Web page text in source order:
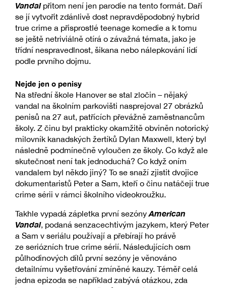
Vandalpřitom není jen parodie na tento formát. Daří
se jí vytvořit zdánlivě dost nepravděpodobný hybrid
true crime a přisprostlé teenage komedie a k tomu
se ještě netriviálně otírá o závažná témata, jako je
třídní nespravedlnost, šikana nebo nálepkování lidí
podle prvního dojmu.
Nejde jen o penisy
Na střední škole Hanover se stal zločin – nějaký
vandal na školním parkovišti nasprejoval 27 obrázků
penisů na 27 aut, patřících převážně zaměstnancům
školy. Z činu byl prakticky okamžitě obviněn notorický
milovník kanadských žertíků Dylan Maxwell, který byl
následně podmínečně vyloučen ze školy. Co když ale
skutečnost není tak jednoduchá? Co když oním
vandalem byl někdo jiný? To se snaží zjistit dvojice
dokumentaristů Peter a Sam, kteří o činu natáčejí true
crime sérii v rámci školního videokroužku.
Takhle vypadá zápletka první sezónyAmerican
Vandal, podaná senzacechtivým jazykem, který Peter
a Sam v seriálu používají a přebírají ho právě
ze seriózních true crime sérií. Následujících osm
půlhodinových dílů první sezóny je věnováno
detailnímu vyšetřování zmíněné kauzy. Téměř celá
jedna epizoda se například zabývá otázkou, zda